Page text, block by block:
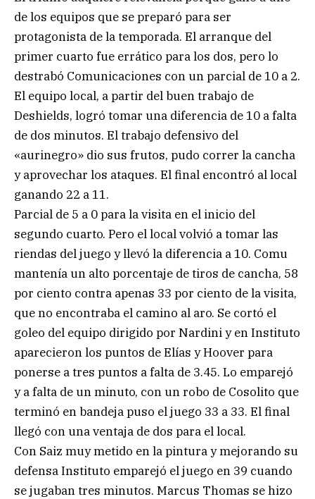
de los equipos que se preparó para ser
protagonista de la temporada. El arranque del
primer cuarto fue errático para los dos, pero lo
destrabó Comunicaciones con un parcial de 10 a 2.
El equipo local, a partir del buen trabajo de
Deshields, logró tomar una diferencia de 10 a falta
de dos minutos. El trabajo defensivo del
«aurinegro» dio sus frutos, pudo correr la cancha
y aprovechar los ataques. El final encontró al local
ganando 22 a 11.
Parcial de 5 a 0 para la visita en el inicio del
segundo cuarto. Pero el local volvió a tomar las
riendas del juego y llevó la diferencia a 10. Comu
mantenía un alto porcentaje de tiros de cancha, 58
por ciento contra apenas 33 por ciento de la visita,
que no encontraba el camino al aro. Se cortó el
goleo del equipo dirigido por Nardini y en Instituto
aparecieron los puntos de Elías y Hoover para
ponerse a tres puntos a falta de 3.45. Lo emparejó
y a falta de un minuto, con un robo de Cosolito que
terminó en bandeja puso el juego 33 a 33. El final
llegó con una ventaja de dos para el local.
Con Saiz muy metido en la pintura y mejorando su
defensa Instituto emparejó el juego en 39 cuando
se jugaban tres minutos. Marcus Thomas se hizo